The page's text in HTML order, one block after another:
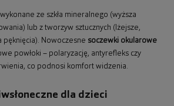
ze szkła mineralnego (wyższa
lub z tworzyw sztucznych (lżejsze,
Nowoczesne soczewki okularowe
powłoki – polaryzację, antyrefleks czy
co podnosi komfort widzenia.
dla dzieci